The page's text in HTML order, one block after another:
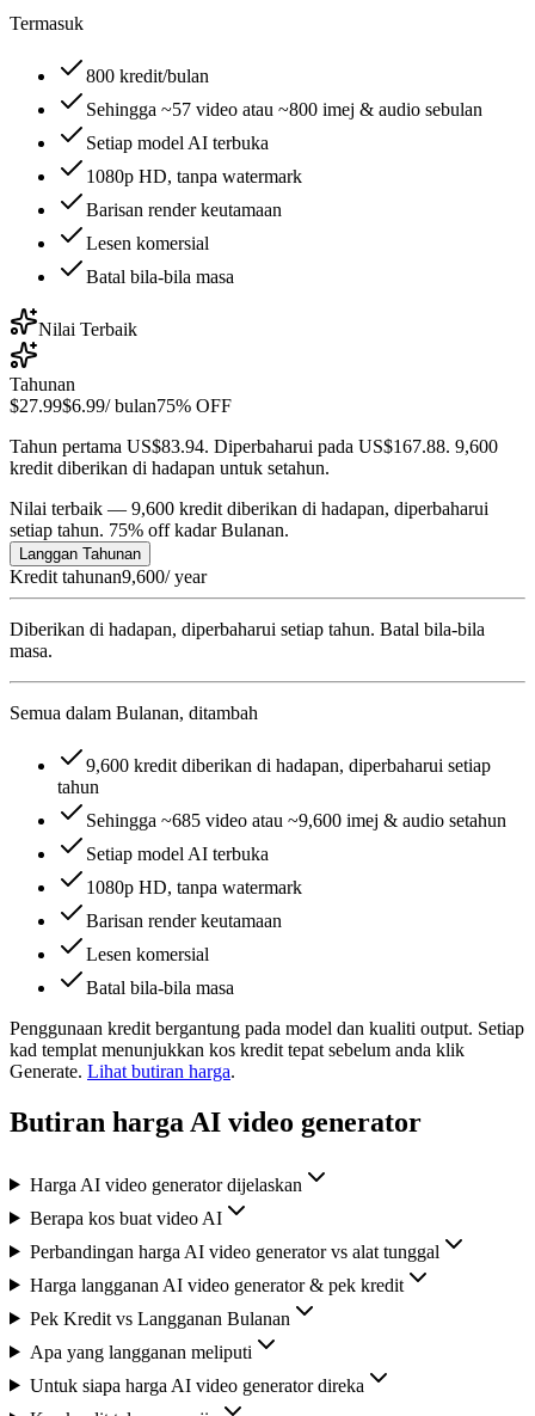
Termasuk
800 kredit/bulan
Sehingga ~57 video atau ~800 imej & audio sebulan
Setiap model AI terbuka
1080p HD, tanpa watermark
Barisan render keutamaan
Lesen komersial
Batal bila-bila masa
Nilai Terbaik
Tahunan
$27.99$6.99/ bulan75% OFF
Tahun pertama US$83.94. Diperbaharui pada US$167.88. 9,600
kredit diberikan di hadapan untuk setahun.
Nilai terbaik — 9,600 kredit diberikan di hadapan, diperbaharui
setiap tahun. 75% off kadar Bulanan.
Langgan Tahunan
Kredit tahunan9,600/ year
Diberikan di hadapan, diperbaharui setiap tahun. Batal bila-bila
masa.
Semua dalam Bulanan, ditambah
9,600 kredit diberikan di hadapan, diperbaharui setiap
tahun
Sehingga ~685 video atau ~9,600 imej & audio setahun
Setiap model AI terbuka
1080p HD, tanpa watermark
Barisan render keutamaan
Lesen komersial
Batal bila-bila masa
Penggunaan kredit bergantung pada model dan kualiti output. Setiap
kad templat menunjukkan kos kredit tepat sebelum anda klik
Generate. Lihat butiran harga.
Butiran harga AI video generator
Harga AI video generator dijelaskan
Berapa kos buat video AI
Perbandingan harga AI video generator vs alat tunggal
Harga langganan AI video generator & pek kredit
Pek Kredit vs Langganan Bulanan
Apa yang langganan meliputi
Untuk siapa harga AI video generator direka